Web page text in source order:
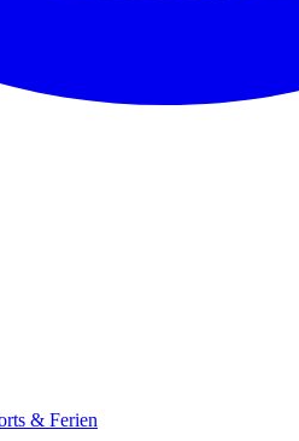
& Ferien